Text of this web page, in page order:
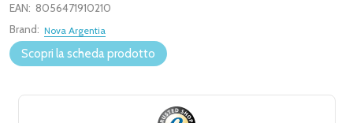
EAN: 8056471910210
Brand: Nova Argentia
Scopri la scheda prodotto